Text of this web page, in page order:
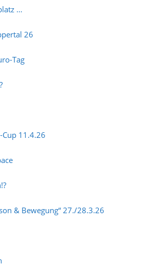
…
26
Tag
11.4.26
& Bewegung“ 27./28.3.26